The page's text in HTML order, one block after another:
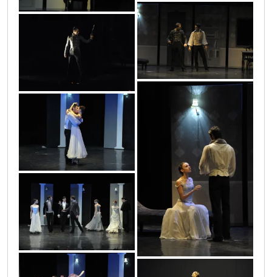
puskin_16
puskin_17
puskin_13
puskin_12
puskin_10